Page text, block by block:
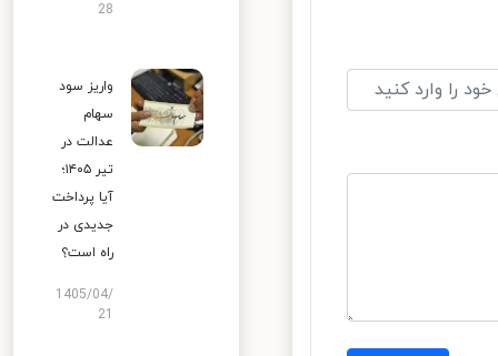
28
واریز سود
سهام
عدالت در
تیر ۱۴۰۵؛
آیا پرداخت
جدیدی در
راه است؟
1405/04/